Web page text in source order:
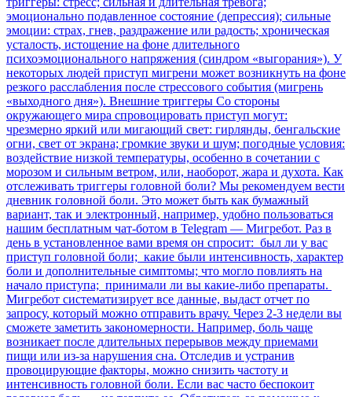
эмоционально подавленное состояние (депрессия); сильные
эмоции: страх, гнев, раздражение или радость; хроническая
усталость, истощение на фоне длительного
психоэмоционального напряжения (синдром «выгорания»). У
некоторых людей приступ мигрени может возникнуть на фоне
резкого расслабления после стрессового события (мигрень
«выходного дня»). Внешние триггеры Со стороны
окружающего мира спровоцировать приступ могут:
чрезмерно яркий или мигающий свет: гирлянды, бенгальские
огни, свет от экрана; громкие звуки и шум; погодные условия:
воздействие низкой температуры, особенно в сочетании с
морозом и сильным ветром, или, наоборот, жара и духота. Как
отслеживать триггеры головной боли? Мы рекомендуем вести
дневник головной боли. Это может быть как бумажный
вариант, так и электронный, например, удобно пользоваться
нашим бесплатным чат-ботом в Telegram — Мигребот. Раз в
день в установленное вами время он спросит: был ли у вас
приступ головной боли; какие были интенсивность, характер
боли и дополнительные симптомы; что могло повлиять на
начало приступа; принимали ли вы какие-либо препараты.
Мигребот систематизирует все данные, выдаст отчет по
запросу, который можно отправить врачу. Через 2-3 недели вы
сможете заметить закономерности. Например, боль чаще
возникает после длительных перерывов между приемами
пищи или из-за нарушения сна. Отследив и устранив
провоцирующие факторы, можно снизить частоту и
интенсивность головной боли. Если вас часто беспокоит